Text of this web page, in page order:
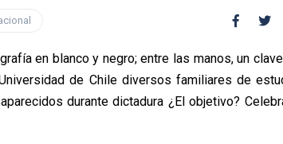
en blanco y negro; entre las manos, un
de Chile diversos familiares de
durante dictadura ¿El objetivo?